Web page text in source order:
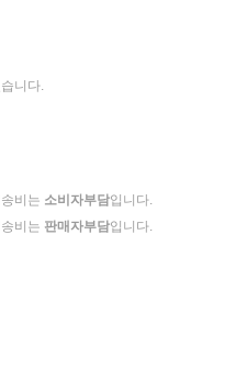
니다.
비는 소비자부담입니다.
비는 판매자부담입니다.